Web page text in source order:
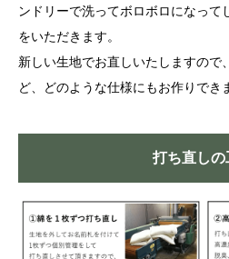
ンドリーで洗ってボロボロになって
をいただきます。
新しい生地でお直しいたしますので
ど、どのような仕様にもお作りでき
打ち直しの